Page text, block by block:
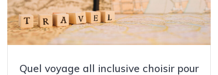
Quel voyage all inclusive choisir pour